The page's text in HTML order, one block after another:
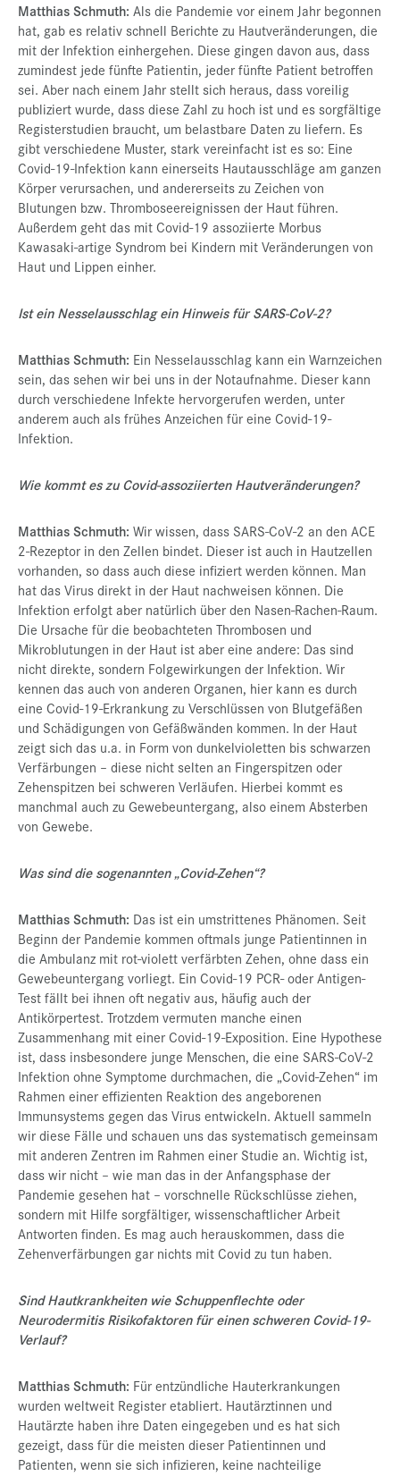
Matthias Schmuth: Als die Pandemie vor einem Jahr begonnen
hat, gab es relativ schnell Berichte zu Hautveränderungen, die
mit der Infektion einhergehen. Diese gingen davon aus, dass
zumindest jede fünfte Patientin, jeder fünfte Patient betroffen
sei. Aber nach einem Jahr stellt sich heraus, dass voreilig
publiziert wurde, dass diese Zahl zu hoch ist und es sorgfältige
Registerstudien braucht, um belastbare Daten zu liefern. Es
gibt verschiedene Muster, stark vereinfacht ist es so: Eine
Covid-19-Infektion kann einerseits Hautausschläge am ganzen
Körper verursachen, und andererseits zu Zeichen von
Blutungen bzw. Thromboseereignissen der Haut führen.
Außerdem geht das mit Covid-19 assoziierte Morbus
Kawasaki-artige Syndrom bei Kindern mit Veränderungen von
Haut und Lippen einher.
Ist ein Nesselausschlag ein Hinweis für SARS-CoV-2?
Matthias Schmuth: Ein Nesselausschlag kann ein Warnzeichen
sein, das sehen wir bei uns in der Notaufnahme. Dieser kann
durch verschiedene Infekte hervorgerufen werden, unter
anderem auch als frühes Anzeichen für eine Covid-19-
Infektion.
Wie kommt es zu Covid-assoziierten Hautveränderungen?
Matthias Schmuth: Wir wissen, dass SARS-CoV-2 an den ACE
2-Rezeptor in den Zellen bindet. Dieser ist auch in Hautzellen
vorhanden, so dass auch diese infiziert werden können. Man
hat das Virus direkt in der Haut nachweisen können. Die
Infektion erfolgt aber natürlich über den Nasen-Rachen-Raum.
Die Ursache für die beobachteten Thrombosen und
Mikroblutungen in der Haut ist aber eine andere: Das sind
nicht direkte, sondern Folgewirkungen der Infektion. Wir
kennen das auch von anderen Organen, hier kann es durch
eine Covid-19-Erkrankung zu Verschlüssen von Blutgefäßen
und Schädigungen von Gefäßwänden kommen. In der Haut
zeigt sich das u.a. in Form von dunkelvioletten bis schwarzen
Verfärbungen – diese nicht selten an Fingerspitzen oder
Zehenspitzen bei schweren Verläufen. Hierbei kommt es
manchmal auch zu Gewebeuntergang, also einem Absterben
von Gewebe.
Was sind die sogenannten „Covid-Zehen“?
Matthias Schmuth: Das ist ein umstrittenes Phänomen. Seit
Beginn der Pandemie kommen oftmals junge Patientinnen in
die Ambulanz mit rot-violett verfärbten Zehen, ohne dass ein
Gewebeuntergang vorliegt. Ein Covid-19 PCR- oder Antigen-
Test fällt bei ihnen oft negativ aus, häufig auch der
Antikörpertest. Trotzdem vermuten manche einen
Zusammenhang mit einer Covid-19-Exposition. Eine Hypothese
ist, dass insbesondere junge Menschen, die eine SARS-CoV-2
Infektion ohne Symptome durchmachen, die „Covid-Zehen“ im
Rahmen einer effizienten Reaktion des angeborenen
Immunsystems gegen das Virus entwickeln. Aktuell sammeln
wir diese Fälle und schauen uns das systematisch gemeinsam
mit anderen Zentren im Rahmen einer Studie an. Wichtig ist,
dass wir nicht – wie man das in der Anfangsphase der
Pandemie gesehen hat – vorschnelle Rückschlüsse ziehen,
sondern mit Hilfe sorgfältiger, wissenschaftlicher Arbeit
Antworten finden. Es mag auch herauskommen, dass die
Zehenverfärbungen gar nichts mit Covid zu tun haben.
Sind Hautkrankheiten wie Schuppenflechte oder
Neurodermitis Risikofaktoren für einen schweren Covid-19-
Verlauf?
Matthias Schmuth: Für entzündliche Hauterkrankungen
wurden weltweit Register etabliert. Hautärztinnen und
Hautärzte haben ihre Daten eingegeben und es hat sich
gezeigt, dass für die meisten dieser Patientinnen und
Patienten, wenn sie sich infizieren, keine nachteilige